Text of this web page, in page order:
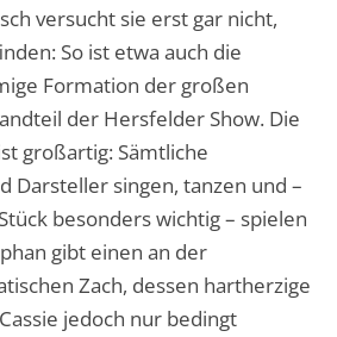
versucht sie erst gar nicht,
So ist etwa auch die
Formation der großen
der Hersfelder Show. Die
großartig: Sämtliche
Darsteller singen, tanzen und –
besonders wichtig – spielen
gibt einen an der
Zach, dessen hartherzige
jedoch nur bedingt